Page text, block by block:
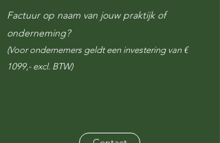
Factuur op naam van jouw praktijk of
onderneming?
(Voor ondernemers geldt een investering van €
1099,- excl. BTW)